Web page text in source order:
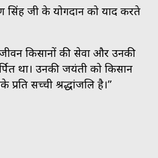
सिंह जी के योगदान को याद करते
किसानों की सेवा और उनकी
था। उनकी जयंती को किसान
सच्ची श्रद्धांजलि है।”